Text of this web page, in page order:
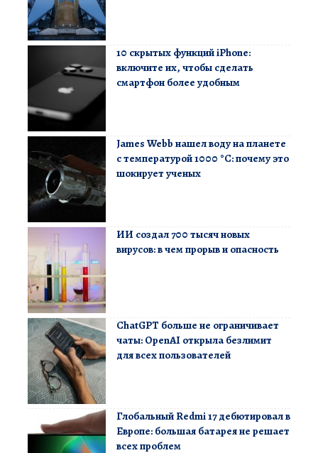
10 скрытых функций iPhone:
включите их, чтобы сделать
смартфон более удобным
James Webb нашел воду на планете
с температурой 1000 °C: почему это
шокирует ученых
ИИ создал 700 тысяч новых
вирусов: в чем прорыв и опасность
ChatGPT больше не ограничивает
чаты: OpenAI открыла безлимит
для всех пользователей
Глобальный Redmi 17 дебютировал в
Европе: большая батарея не решает
всех проблем